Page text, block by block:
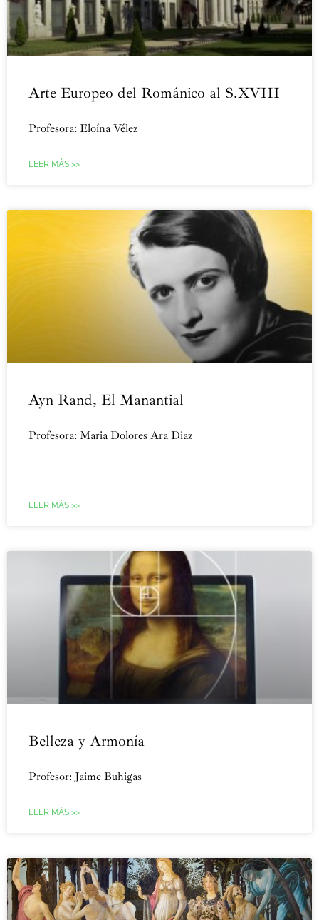
Arte Europeo del Románico al S.XVIII
Profesora: Eloína Vélez
LEER MÁS >>
Ayn Rand, El Manantial
Profesora: Maria Dolores Ara Diaz
LEER MÁS >>
Belleza y Armonía
Profesor: Jaime Buhigas
LEER MÁS >>